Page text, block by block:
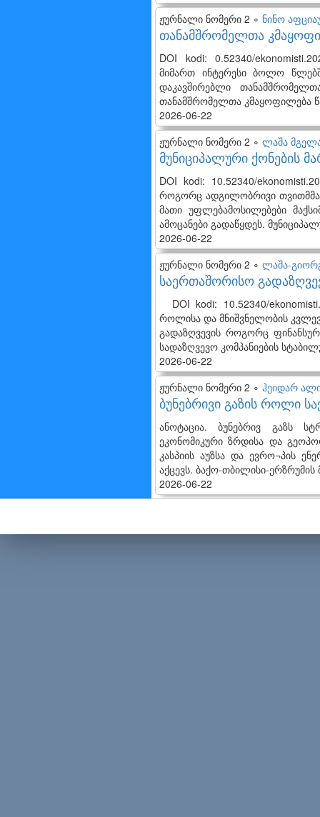
ჟურნალი ნომერი 2 ∘ ნინო
თანამშრომელთა
DOI kodi: 0.52340/
მიმართ ინტერესი ბოლო
დაკავშირებლი
თანამშრომელთა კმაყოფილება
2026-06-22
ჟურნალი ნომერი 2 ∘ ლაშა
მუნიციპალური ქონების
DOI kodi: 10.52340/
როგორც ადგილობრივი
მათი უფლებამოსილებები
ამოცანები გადაწყდეს.
2026-06-22
ჟურნალი ნომერი 2 ∘ ლაშა-
საერთაშორისო
DOI kodi: 10.52340/
როლისა და მნიშვნელობის
გადაზღვევის როგორც
სადაზღვევო კომპანიების
2026-06-22
ჟურნალი ნომერი 2 ∘ ჰეიდარ
ბუნებრივი გაზის როლი
ანოტაცია. ბუნებრივ გაზს
ეკონომიკური ზრდისა და
კასპიის აუზსა და ევრო¬პის
აქცევს. ბაქო-თბილისი-
2026-06-22